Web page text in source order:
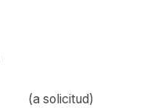
(a solicitud)